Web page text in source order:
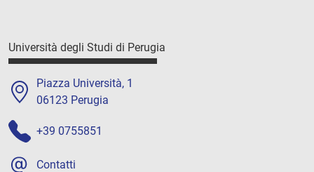
Università degli Studi di Perugia
Piazza Università, 1
06123 Perugia
+39 0755851
Contatti